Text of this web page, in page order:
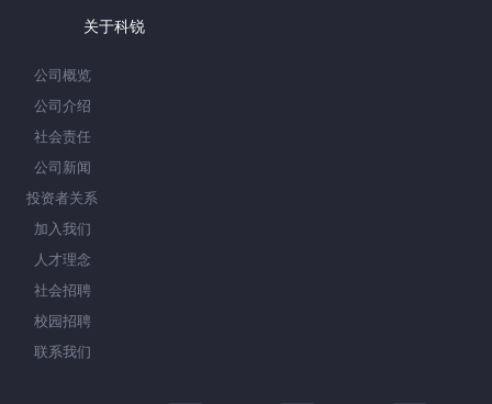
关于科锐
公司概览
公司介绍
社会责任
公司新闻
投资者关系
加入我们
人才理念
社会招聘
校园招聘
联系我们